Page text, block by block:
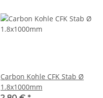
Carbon Kohle CFK Stab Ø
1.8x1000mm